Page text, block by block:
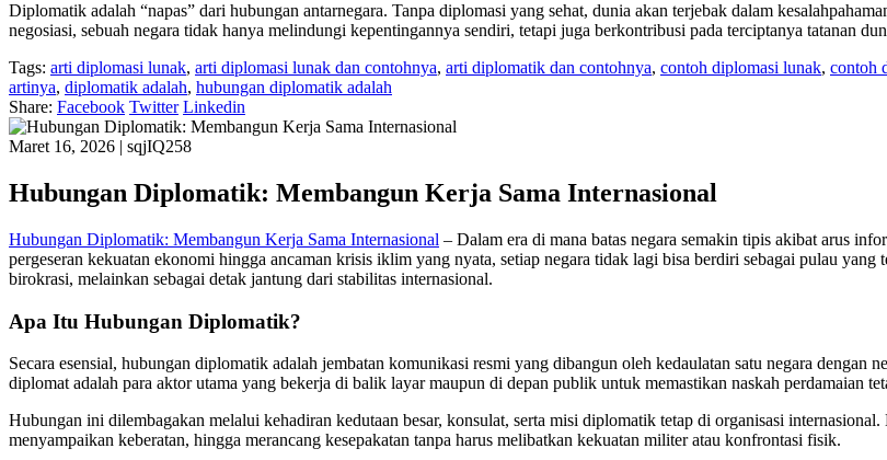
Diplomatik adalah “napas” dari hubungan antarnegara. Tanpa diplomasi yang sehat, dunia akan terjebak dalam
negosiasi, sebuah negara tidak hanya melindungi kepentingannya sendiri, tetapi juga berkontribusi pada terciptanya tatanan
Tags: arti diplomasi lunak, arti diplomasi lunak dan contohnya, arti diplomatik dan contohnya, contoh diplomasi lunak, contoh
artinya, diplomatik adalah, hubungan diplomatik adalah
Share: Facebook Twitter Linkedin
Maret 16, 2026 | sqjIQ258
Hubungan Diplomatik: Membangun Kerja Sama Internasional
Hubungan Diplomatik: Membangun Kerja Sama Internasional – Dalam era di mana batas negara semakin tipis akibat arus
pergeseran kekuatan ekonomi hingga ancaman krisis iklim yang nyata, setiap negara tidak lagi bisa berdiri sebagai pulau yang
birokrasi, melainkan sebagai detak jantung dari stabilitas internasional.
Apa Itu Hubungan Diplomatik?
Secara esensial, hubungan diplomatik adalah jembatan komunikasi resmi yang dibangun oleh kedaulatan satu negara dengan
diplomat adalah para aktor utama yang bekerja di balik layar maupun di depan publik untuk memastikan naskah perdamaian
Hubungan ini dilembagakan melalui kehadiran kedutaan besar, konsulat, serta misi diplomatik tetap di organisasi
menyampaikan keberatan, hingga merancang kesepakatan tanpa harus melibatkan kekuatan militer atau konfrontasi fisik.